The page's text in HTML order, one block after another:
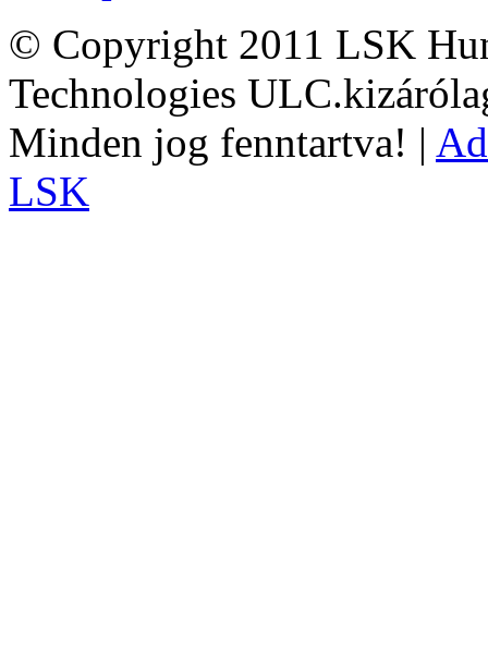
© Copyright 2011 LSK
Technologies
Minden jog fenntartva! |
LSK